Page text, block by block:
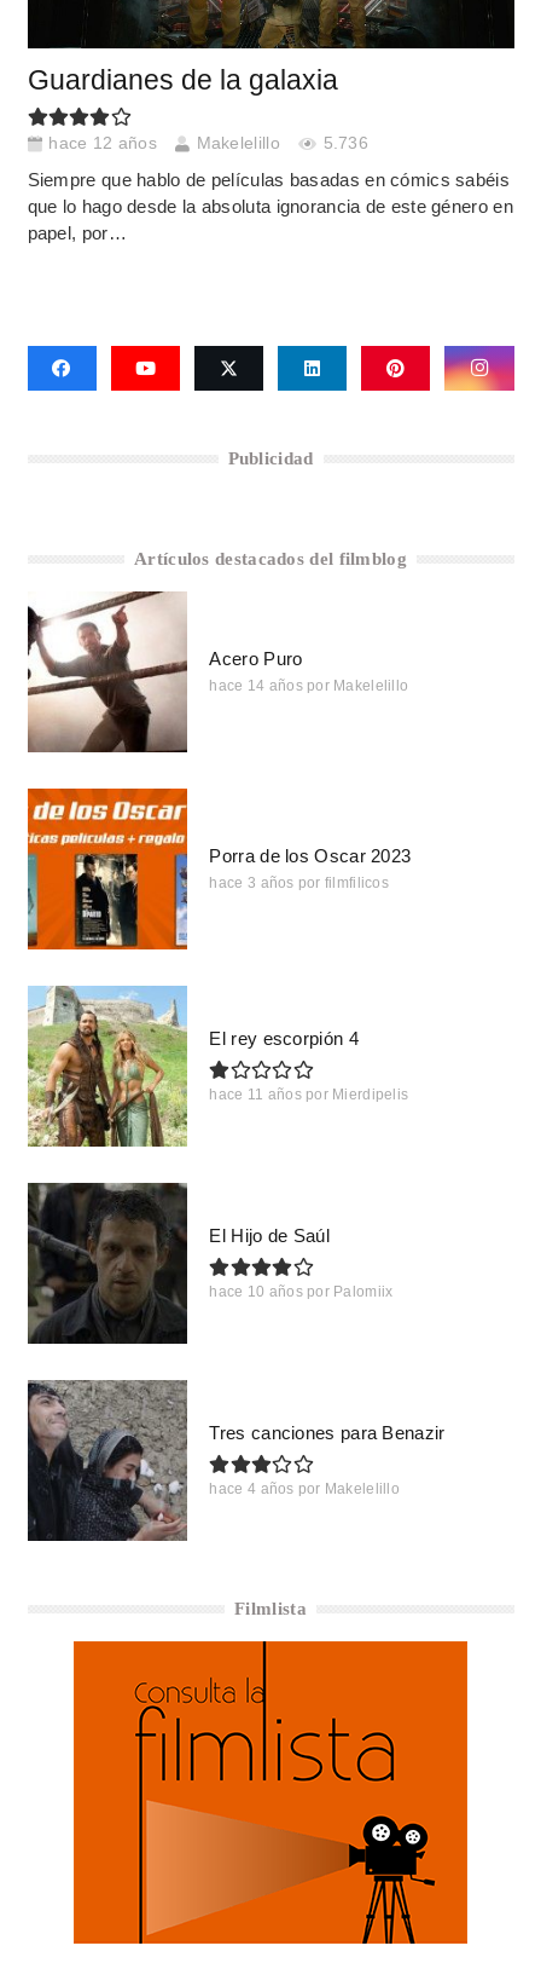
Guardianes de la galaxia
hace 12 años Makelelillo 5.736
Siempre que hablo de películas basadas en cómics sabéis
que lo hago desde la absoluta ignorancia de este género en
papel, por…
Publicidad
Artículos destacados del filmblog
Acero Puro
hace 14 años por Makelelillo
Porra de los Oscar 2023
hace 3 años por filmfilicos
El rey escorpión 4
hace 11 años por Mierdipelis
El Hijo de Saúl
hace 10 años por Palomiix
Tres canciones para Benazir
hace 4 años por Makelelillo
Filmlista